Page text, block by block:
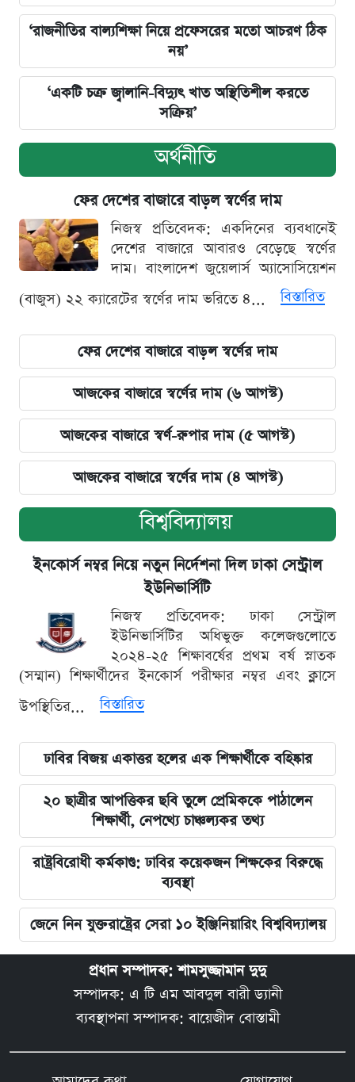
‘রাজনীতির বাল্যশিক্ষা নিয়ে প্রফেসরের মতো আচরণ ঠিক
নয়’
‘একটি চক্র জ্বালানি-বিদ্যুৎ খাত অস্থিতিশীল করতে
সক্রিয়’
অর্থনীতি
ফের দেশের বাজারে বাড়ল স্বর্ণের দাম
নিজস্ব প্রতিবেদক: একদিনের ব্যবধানেই
দেশের বাজারে আবারও বেড়েছে স্বর্ণের
দাম। বাংলাদেশ জুয়েলার্স অ্যাসোসিয়েশন
(বাজুস) ২২ ক্যারেটের স্বর্ণের দাম ভরিতে ৪...
বিস্তারিত
ফের দেশের বাজারে বাড়ল স্বর্ণের দাম
আজকের বাজারে স্বর্ণের দাম (৬ আগস্ট)
আজকের বাজারে স্বর্ণ-রুপার দাম (৫ আগস্ট)
আজকের বাজারে স্বর্ণের দাম (৪ আগস্ট)
বিশ্ববিদ্যালয়
ইনকোর্স নম্বর নিয়ে নতুন নির্দেশনা দিল ঢাকা সেন্ট্রাল
ইউনিভার্সিটি
নিজস্ব প্রতিবেদক: ঢাকা সেন্ট্রাল
ইউনিভার্সিটির অধিভুক্ত কলেজগুলোতে
২০২৪-২৫ শিক্ষাবর্ষের প্রথম বর্ষ স্নাতক
(সম্মান) শিক্ষার্থীদের ইনকোর্স পরীক্ষার নম্বর এবং ক্লাসে
উপস্থিতির...
বিস্তারিত
ঢাবির বিজয় একাত্তর হলের এক শিক্ষার্থীকে বহিষ্কার
২০ ছাত্রীর আপত্তিকর ছবি তুলে প্রেমিককে পাঠালেন
শিক্ষার্থী, নেপথ্যে চাঞ্চল্যকর তথ্য
রাষ্ট্রবিরোধী কর্মকাণ্ড: ঢাবির কয়েকজন শিক্ষকের বিরুদ্ধে
ব্যবস্থা
জেনে নিন যুক্তরাষ্ট্রের সেরা ১০ ইঞ্জিনিয়ারিং বিশ্ববিদ্যালয়
প্রধান সম্পাদক: শামসুজ্জামান দুদু
সম্পাদক: এ টি এম আবদুল বারী ড্যানী
ব্যবস্থাপনা সম্পাদক: বায়েজীদ বোস্তামী